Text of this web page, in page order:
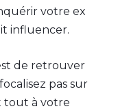
votre ex
influencer.
de retrouver
pas sur
tout à votre